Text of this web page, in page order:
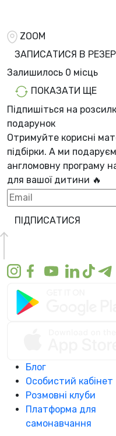
ZOOM
ЗАПИСАТИСЯ В
Залишилось 0 місць
ПОКАЗАТИ ЩЕ
Підпишіться на
подарунок
Отримуйте корисні
підбірки. А ми
англомовну програму
для вашої дитини 🔥
ПІДПИСАТИСЯ
Блог
Особистий кабінет
Розмовні клуби
Платформа для
самонавчання